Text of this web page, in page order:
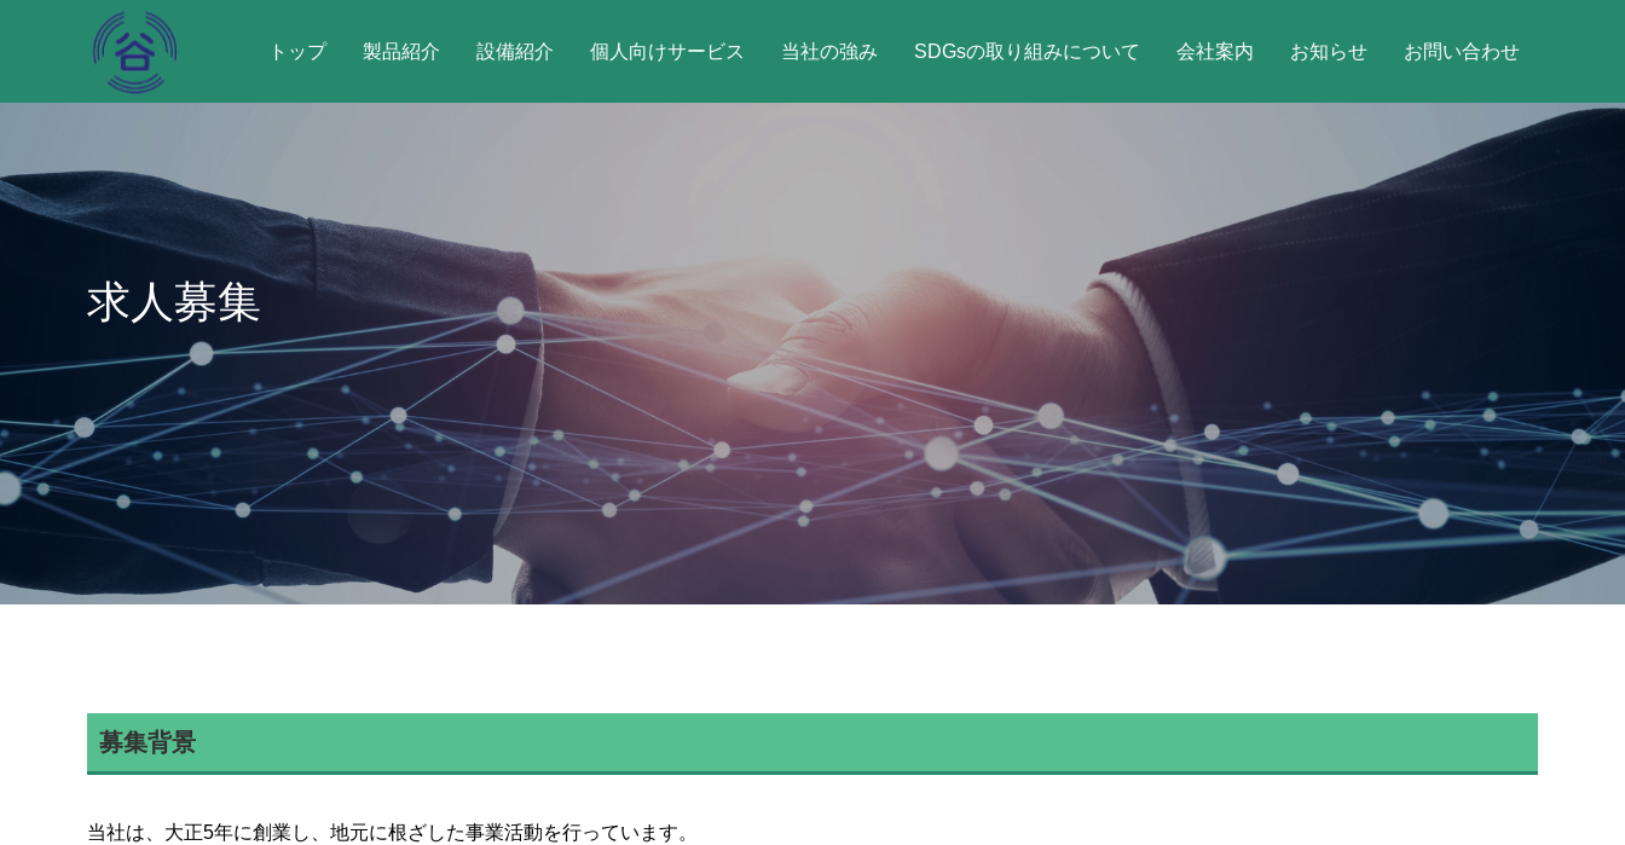
トップ 製品紹介 設備紹介 個人向けサービス 当社の強み SDGsの取り組みについて 会社案内 お知らせ お問い合わせ
求人募集
募集背景
当社は、大正5年に創業し、地元に根ざした事業活動を行っています。